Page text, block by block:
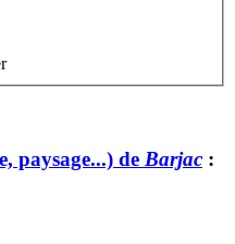
paysage...) de Barjac :